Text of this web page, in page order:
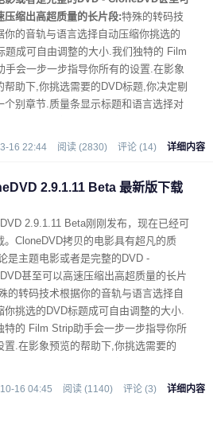
压缩出高超质量的长片段:特殊的转码技
你的音轨与语言选择自动压缩你挑选的
题成可自由调整的大小.我们独特的 Film
手会一步一步指导你所有的设置.在影象
帮助下,你挑选需要的DVD标题,你决定剔
个别章节.质量条显示标题和语言选择对
16 22:44 阅读 (2830) 评论 (14) 详细内容
2.9.1.11 Beta 最新版下载
2.9.1.11 Beta刚刚发布，现在已经可
。CloneDVD拷贝的电影具有超凡的质
是主题电影或者是完整的DVD -
甚至可以高速压缩出高超质量的长片
的转码技术根据你的音轨与语言选择自
你挑选的DVD标题成可自由调整的大小.
特的 Film Strip助手会一步一步指导你所
置.在影象预览的帮助下,你挑选需要的
语言选择对影片拷贝 质量的直接影响.甚
16 04:45 阅读 (1140) 评论 (3) 详细内容